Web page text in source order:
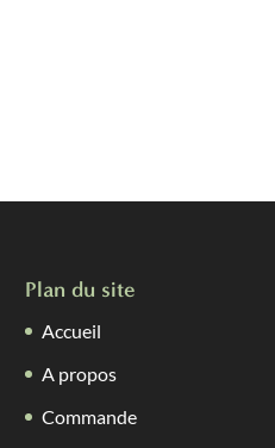
Plan du site
Accueil
A propos
Commande